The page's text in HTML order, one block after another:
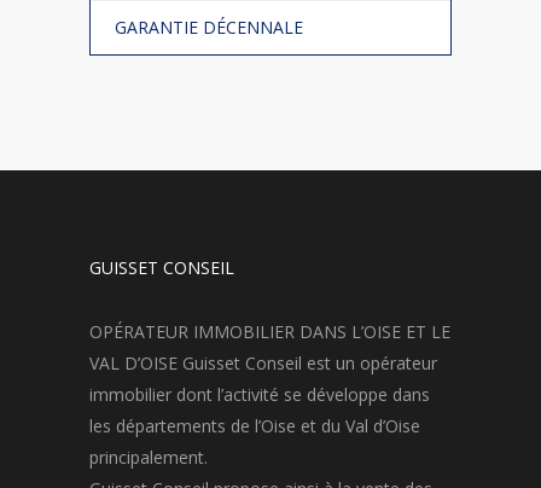
GARANTIE DÉCENNALE
GUISSET CONSEIL
OPÉRATEUR IMMOBILIER DANS L’OISE ET LE
VAL D’OISE Guisset Conseil est un opérateur
immobilier dont l’activité se développe dans
les départements de l’Oise et du Val d’Oise
principalement.